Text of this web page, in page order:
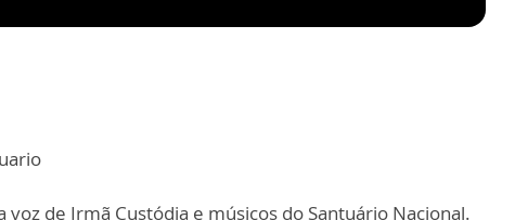
voz de Irmã Custódia e músicos do Santuário Nacional.